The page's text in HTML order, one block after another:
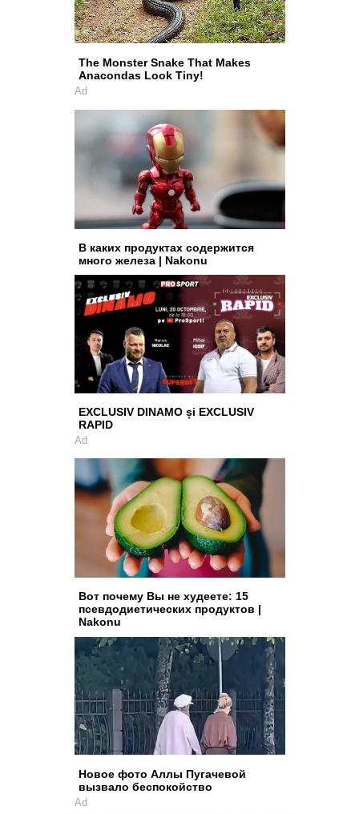
The Monster Snake That Makes
Anacondas Look Tiny!
Ad
В каких продуктах содержится
много железа | Nakonu
EXCLUSIV DINAMO și EXCLUSIV
RAPID
Ad
Вот почему Вы не худеете: 15
псевдодиетических продуктов |
Nakonu
Новое фото Аллы Пугачевой
вызвало беспокойство
Ad